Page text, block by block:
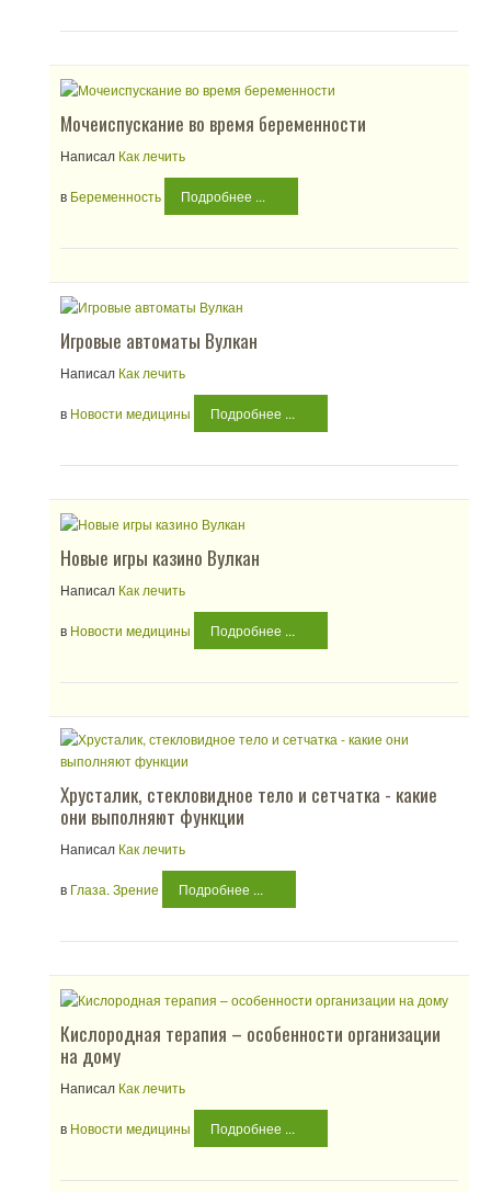
Мочеиспускание во время беременности
Написал Как лечить
в Беременность Подробнее ...
Игровые автоматы Вулкан
Написал Как лечить
в Новости медицины Подробнее ...
Новые игры казино Вулкан
Написал Как лечить
в Новости медицины Подробнее ...
Хрусталик, стекловидное тело и сетчатка - какие
они выполняют функции
Написал Как лечить
в Глаза. Зрение Подробнее ...
Кислородная терапия – особенности организации
на дому
Написал Как лечить
в Новости медицины Подробнее ...